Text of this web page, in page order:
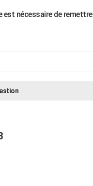
nécessaire de remettre